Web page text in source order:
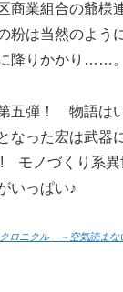
商業組合の爺様
粉は当然のよう
降りかかり……。
五弾！ 物語は
なった宏は武器
モノづくり系異
いっぱい♪
クロニクル ～空気読ま